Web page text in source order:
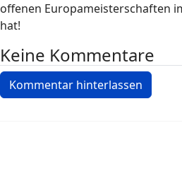
offenen Europameisterschaften
hat!
Keine Kommentare
Kommentar hinterlassen